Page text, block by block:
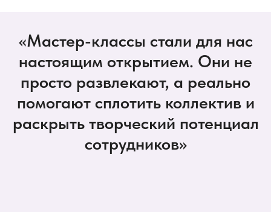
«Мастер-классы стали для нас
настоящим открытием. Они не
просто развлекают, а реально
помогают сплотить коллектив и
раскрыть творческий потенциал
сотрудников»